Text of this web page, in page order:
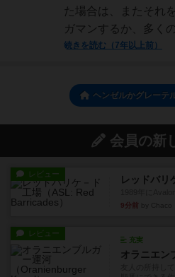
た場合は、またそれ
ガマンするか、多く
続きを読む（7年以上前）
ヘンゼルかグレーテ
会員の新
レビュー レッドバリ
9分前
レビュー
充実
オラニエン